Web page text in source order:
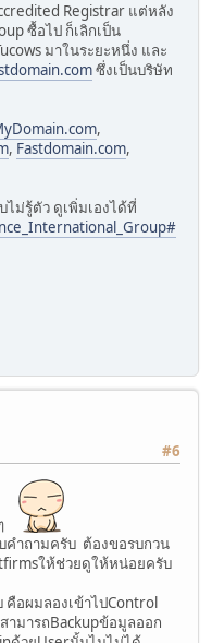
Registrar แต่หลัง
ซื้อไป ก็เลิกเป็น
มาในระยะหนึ่ง และ
ซึ่งเป็นบริษัท
,
, Fastdomain.com,
ไม่รู้ตัว ดูเพิ่มเองได้ที่
#6
คำถามครับ ต้องขอรบกวน
ให้ช่วยดูให้หน่อยครับ
อผมลองเข้าไปControl
ามารถBackupข้อมูลออก